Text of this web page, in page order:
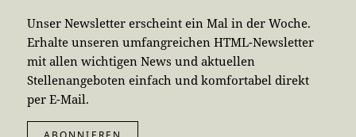
Unser Newsletter erscheint ein Mal in der Woche.
Erhalte unseren umfangreichen HTML-Newsletter
mit allen wichtigen News und aktuellen
Stellenangeboten einfach und komfortabel direkt
per E-Mail.